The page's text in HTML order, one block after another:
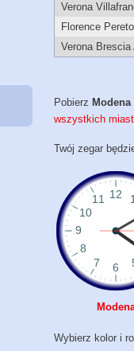
Verona
Florence
Verona Brescia
Pobierz
wszystkich
Twój zegar
Wybierz kolor i